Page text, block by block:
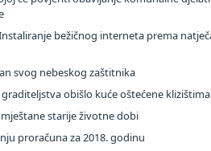
bežičnog interneta prema
svog nebeskog zaštitnika
obišlo kuće oštećene klizištima
starije životne dobi
proračuna za 2018. godinu